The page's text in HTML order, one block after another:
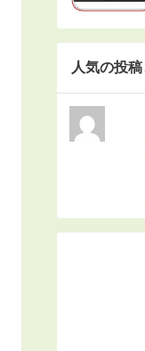
人気の投